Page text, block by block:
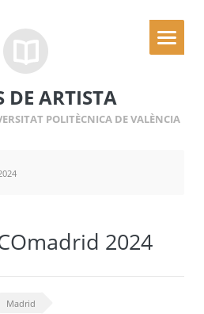
DE ARTISTA
POLITÈCNICA DE VALÈNCIA
2024
Madrid